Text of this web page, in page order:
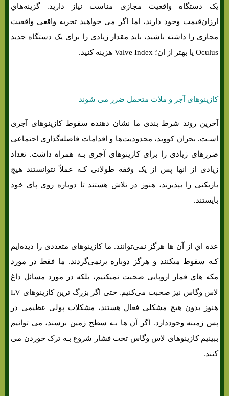
یک دستگاه واقعیت مجازی مناسب نیاز دارید. گزینه‌هاي‌
ارزان‌قیمت وجود دارند، اما اگر می خواهید تجربه واقعی واقعیت
مجازی را داشته باشید، باید مقدار زیادی را برای یک دستگاه جدید
Oculus یا بهتر از ان؛ Valve Index هزینه کنید.
کازینوهای آجر و ملات متحمل ضرر می شوند
آخرین روند شرط بندی ما نشان دهنده سقوط کازینوهای آجری
اسـت. بحران کووید، محدودیت‌ها و اقدامات فاصله‌گذاری اجتماعی
ضررهای زیادی را برای کازینوهای آجری بـه همراه داشت. تعداد
زیادی از انها پس از یک وقفه طولانی کـه عملاً نتوانستند هیچ
بازیکنی را بپذیرند، هنوز در تلاش هستند تا دوباره روی پای خود
بایستند.
عده اي از آن ها هرگز نمی‌توانند. ما کازینوهای متعددی را دیده‌ایم
کـه سقوط میکنند و هرگز دوباره برنمی‌گردند. ما فقط در مورد
مکه هاي‌ قمار اروپایی صحبت نمیکنیم، بلکه در مورد مسائل داغ
لاس وگاس نیز صحبت می‌کنیم. حتی اگر بزرگ ترین کازینوهای LV
هنوز بدون هیچ مشکلی فعال هستند، مشکلات پولی عظیمی در
پس زمینه وجوددارد. اگر آن ها بـه سطح زمین برسند، می توانیم
ببینیم کازینوهای لاس وگاس تحت فشار شروع بـه ترک خوردن می
کنند.